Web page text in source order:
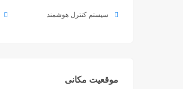
سیستم کنترل هوشمند
موقعیت مکانی